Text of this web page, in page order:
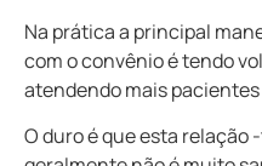
Na prática a principal
com o convênio é tendo
atendendo mais
O duro é que esta relação